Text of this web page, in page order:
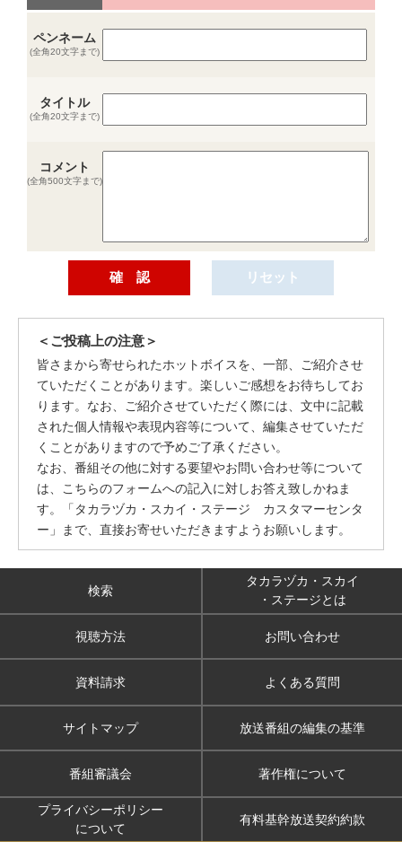
ペンネーム
(全角20文字まで)
タイトル
(全角20文字まで)
コメント
(全角500文字まで)
＜ご投稿上の注意＞
皆さまから寄せられたホットボイスを、一部、ご紹介させ
ていただくことがあります。楽しいご感想をお待ちしてお
ります。なお、ご紹介させていただく際には、文中に記載
された個人情報や表現内容等について、編集させていただ
くことがありますので予めご了承ください。
なお、番組その他に対する要望やお問い合わせ等について
は、こちらのフォームへの記入に対しお答え致しかねま
す。「タカラヅカ・スカイ・ステージ カスタマーセンタ
ー」まで、直接お寄せいただきますようお願いします。
検索
タカラヅカ・スカイ
・ステージとは
視聴方法 お問い合わせ
資料請求 よくある質問
サイトマップ 放送番組の編集の基準
番組審議会 著作権について
プライバシーポリシー
について
有料基幹放送契約約款